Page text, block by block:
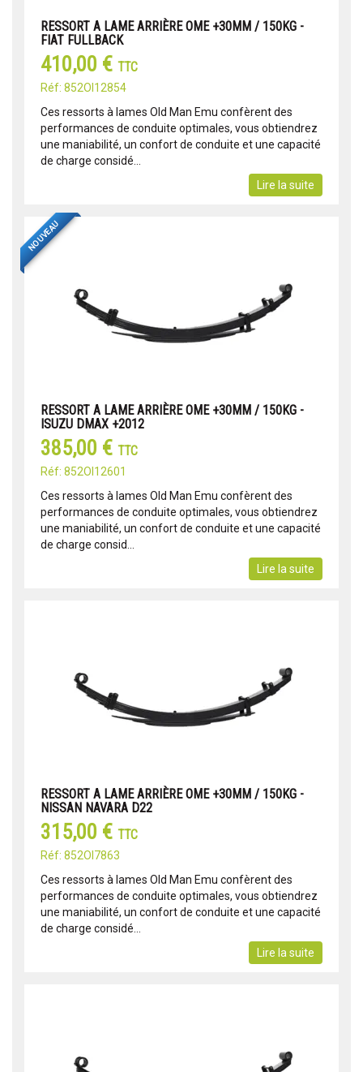
RESSORT A LAME ARRIÈRE OME +30MM / 150KG -
FIAT FULLBACK
410,00 € TTC
Réf: 852OI12854
Ces ressorts à lames Old Man Emu confèrent des
performances de conduite optimales, vous obtiendrez
une maniabilité, un confort de conduite et une capacité
de charge considé...
Lire la suite
NOUVEAU
RESSORT A LAME ARRIÈRE OME +30MM / 150KG -
ISUZU DMAX +2012
385,00 € TTC
Réf: 852OI12601
Ces ressorts à lames Old Man Emu confèrent des
performances de conduite optimales, vous obtiendrez
une maniabilité, un confort de conduite et une capacité
de charge consid...
Lire la suite
RESSORT A LAME ARRIÈRE OME +30MM / 150KG -
NISSAN NAVARA D22
315,00 € TTC
Réf: 852OI7863
Ces ressorts à lames Old Man Emu confèrent des
performances de conduite optimales, vous obtiendrez
une maniabilité, un confort de conduite et une capacité
de charge considé...
Lire la suite